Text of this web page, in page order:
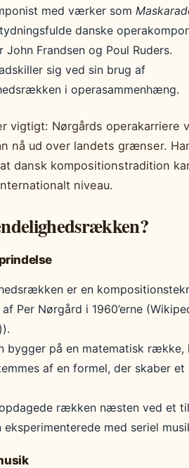
med værker som
danske
John Frandsen og Poul Ruders.
sig ved sin brug af
i operasammenhæng.
vigtigt: Nørgårds operakarriere
nå ud over landets grænser.
dansk kompositionstradition
niveau.
er en
Per Nørgård i 1960’erne
bygger på en matematisk række,
af en formel, der skaber et
rækken næsten ved et
eksperimenterede med seriel